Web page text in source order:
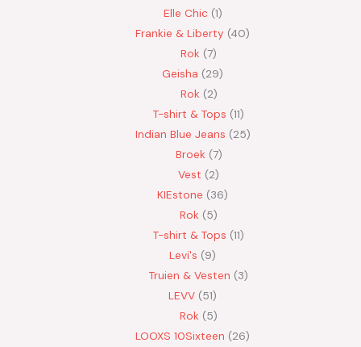
Elle Chic 1
Frankie & Liberty 40
Rok 7
Geisha
29
Rok 2
T-shirt & Tops 11
Indian Blue Jeans 25
Broek 7
Vest
2
KIEstone
36
Rok 5
T-shirt & Tops 11
Levi's
9
Truien & Vesten
3
LEVV 51
Rok 5
LOOXS 10Sixteen
26